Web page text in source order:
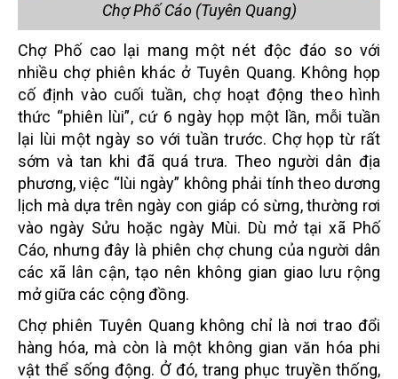
Chợ Phố Cáo (Tuyên Quang)
Chợ Phố cao lại mang một nét độc đáo so với
nhiều chợ phiên khác ở Tuyên Quang. Không họp
cố định vào cuối tuần, chợ hoạt động theo hình
thức “phiên lùi”, cứ 6 ngày họp một lần, mỗi tuần
lại lùi một ngày so với tuần trước. Chợ họp từ rất
sớm và tan khi đã quá trưa. Theo người dân địa
phương, việc “lùi ngày” không phải tính theo dương
lịch mà dựa trên ngày con giáp có sừng, thường rơi
vào ngày Sửu hoặc ngày Mùi. Dù mở tại xã Phố
Cáo, nhưng đây là phiên chợ chung của người dân
các xã lân cận, tạo nên không gian giao lưu rộng
mở giữa các cộng đồng.
Chợ phiên Tuyên Quang không chỉ là nơi trao đổi
hàng hóa, mà còn là một không gian văn hóa phi
vật thể sống động. Ở đó, trang phục truyền thống,